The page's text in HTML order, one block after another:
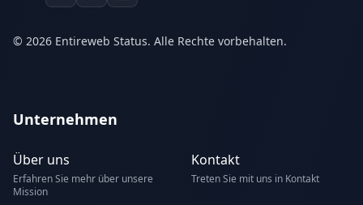
© 2026 Entireweb Status. Alle Rechte vorbehalten.
Unternehmen
Über uns
Erfahren Sie mehr über unsere
Mission
Kontakt
Treten Sie mit uns in Kontakt